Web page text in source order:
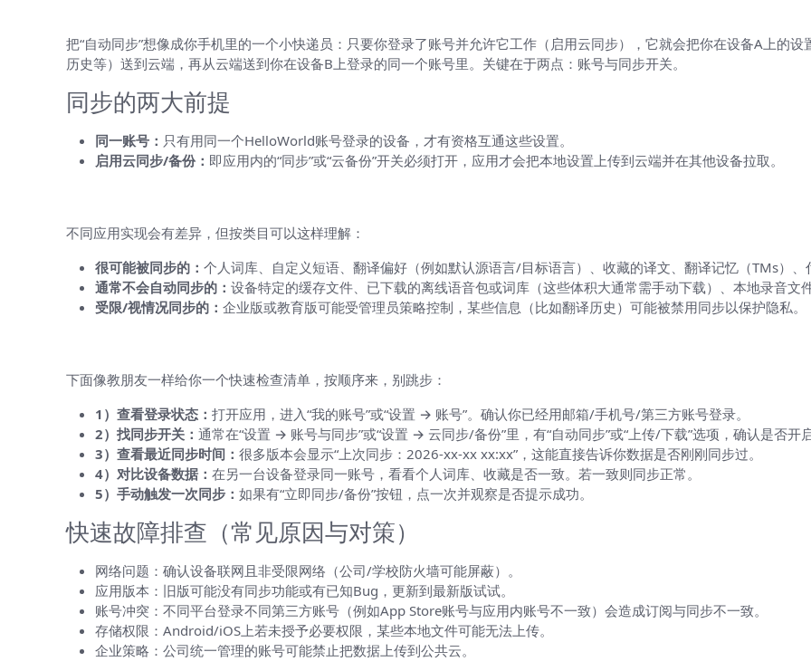
把“自动同步”想像成你手机里的一个小快递员：只要你登录了账号并允许它工作（启用云同步），它就会把你在设备A上的
历史等）送到云端，再从云端送到你在设备B上登录的同一个账号里。关键在于两点：账号与同步开关。
同步的两大前提
同一账号： 只有用同一个HelloWorld账号登录的设备，才有资格互通这些设置。
启用云同步/备份： 即应用内的“同步”或“云备份”开关必须打开，应用才会把本地设置上传到云端并在其他设备拉取。
不同应用实现会有差异，但按类目可以这样理解：
很可能被同步的： 个人词库、自定义短语、翻译偏好（例如默认源语言/目标语言）、收藏的译文、翻译记忆（TMs）
通常不会自动同步的： 设备特定的缓存文件、已下载的离线语音包或词库（这些体积大通常需手动下载）、本地录音文
受限/视情况同步的： 企业版或教育版可能受管理员策略控制，某些信息（比如翻译历史）可能被禁用同步以保护隐私。
下面像教朋友一样给你一个快速检查清单，按顺序来，别跳步：
1）查看登录状态： 打开应用，进入“我的账号”或“设置 → 账号”。确认你已经用邮箱/手机号/第三方账号登录。
2）找同步开关： 通常在“设置 → 账号与同步”或“设置 → 云同步/备份”里，有“自动同步”或“上传/下载”选项，确认是否开
3）查看最近同步时间： 很多版本会显示“上次同步：2026-xx-xx xx:xx”，这能直接告诉你数据是否刚刚同步过。
4）对比设备数据： 在另一台设备登录同一账号，看看个人词库、收藏是否一致。若一致则同步正常。
5）手动触发一次同步： 如果有“立即同步/备份”按钮，点一次并观察是否提示成功。
快速故障排查（常见原因与对策）
网络问题：确认设备联网且非受限网络（公司/学校防火墙可能屏蔽）。
应用版本：旧版可能没有同步功能或有已知Bug，更新到最新版试试。
账号冲突：不同平台登录不同第三方账号（例如App Store账号与应用内账号不一致）会造成订阅与同步不一致。
存储权限：Android/iOS上若未授予必要权限，某些本地文件可能无法上传。
企业策略：公司统一管理的账号可能禁止把数据上传到公共云。